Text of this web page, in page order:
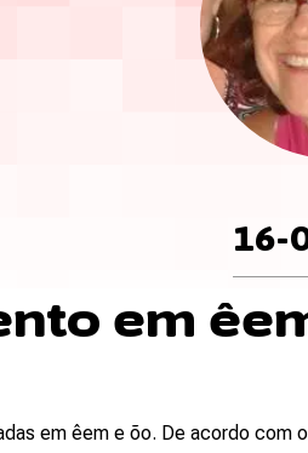
16-
em
em êem e õo. De acordo